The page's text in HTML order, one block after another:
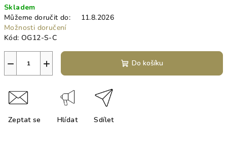
cena:
Skladem
Můžeme doručit do:
11.8.2026
Možnosti doručení
Kód: OG12-S-C
+
− Do košíku
Zeptat se Hlídat Sdílet